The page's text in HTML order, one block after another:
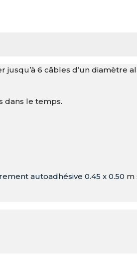
6 câbles d’un diamètre
dans le temps.
autoadhésive 0.45 x 0.50 m